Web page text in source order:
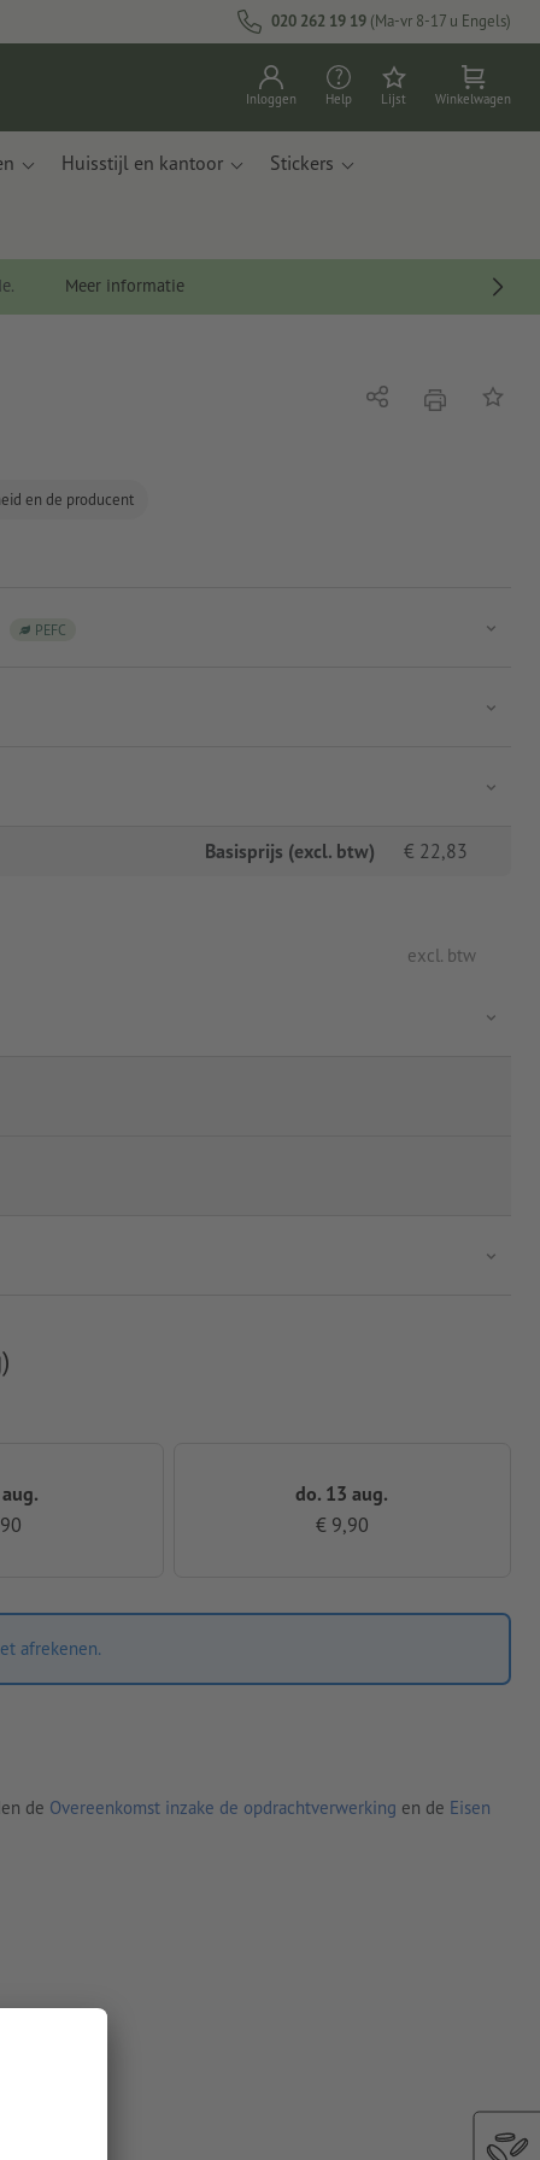
020 262 19 19 (Ma-vr 8-17 u Engels)
Inloggen Help Lijst Winkelwagen
Huisstijl en kantoor Stickers
Meer informatie
en de producent
Delen afdrukkenOp de
PEFC
Basisprijs (excl. btw) € 22,83
excl. btw
do. 13 aug.
€ 9,90
afrekenen.
de Overeenkomst inzake de opdrachtverwerking en de Eisen